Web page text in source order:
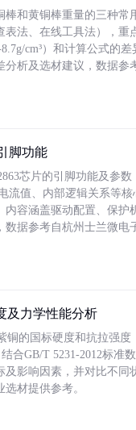
棒和黄铜棒重量的三种常
表法、在线工具法），重
cm³）和计算公式的
分析及选材建议，数据参
脚功能
芯片的引脚功能及参数
流值、内部逻辑关系等
内容涵盖驱动配置、保护
数据参考自杭州士兰微电
及力学性能分析
铜的国标硬度和抗拉强度
合GB/T 5231-2012标准
及影响因素，并对比不同
材提供参考。